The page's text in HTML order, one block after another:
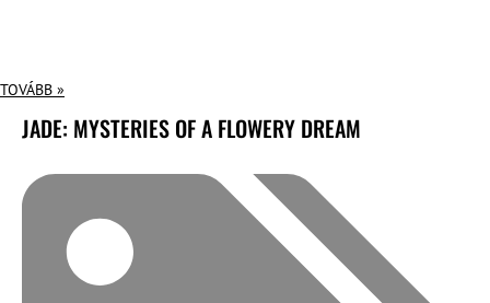
TOVÁBB »
JADE: MYSTERIES OF A FLOWERY DREAM